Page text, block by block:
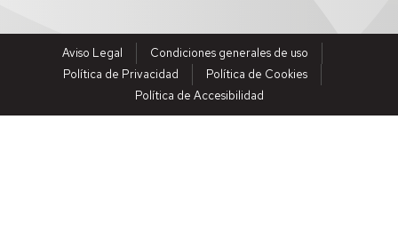
Aviso Legal
Condiciones generales de uso
Política de Privacidad
Política de Cookies
Política de Accesibilidad